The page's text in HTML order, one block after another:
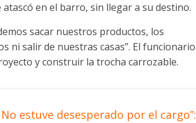
en el barro, sin llegar a su destino.
sacar nuestros productos, los
ni salir de nuestras casas”. El funcionario
y construir la trocha carrozable.
No estuve desesperado por el cargo”: